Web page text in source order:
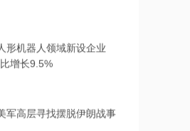
形机器人领域新设企业
增长9.5%
军高层寻找摆脱伊朗战事